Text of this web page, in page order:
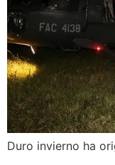
Duro invierno ha